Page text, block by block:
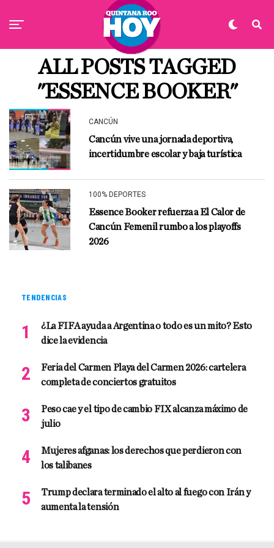
ALL POSTS TAGGED
"ESSENCE BOOKER"
CANCÚN
Cancún vive una jornada deportiva,
incertidumbre escolar y baja turística
100% DEPORTES
Essence Booker refuerza a El Calor de
Cancún Femenil rumbo a los playoffs
2026
TENDENCIAS
¿La FIFA ayuda a Argentina o todo es un mito? Esto
dice la evidencia
Feria del Carmen Playa del Carmen 2026: cartelera
completa de conciertos gratuitos
Peso cae y el tipo de cambio FIX alcanza máximo de
julio
Mujeres afganas: los derechos que perdieron con
los talibanes
Trump declara terminado el alto al fuego con Irán y
aumenta la tensión